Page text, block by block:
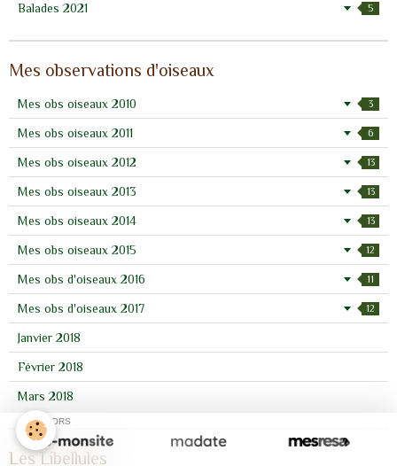
Balades 2021 5
Mes observations d'oiseaux
Mes obs oiseaux 2010 3
Mes obs oiseaux 2011 6
Mes obs oiseaux 2012 13
Mes obs oiseaux 2013 13
Mes obs oiseaux 2014 13
Mes obs oiseaux 2015 12
Mes obs d'oiseaux 2016 11
Mes obs d'oiseaux 2017 12
Janvier 2018
Février 2018
Mars 2018
Les Libellules
SPONSORS